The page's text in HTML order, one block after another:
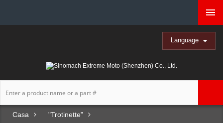
Language
Casa "Trotinette"